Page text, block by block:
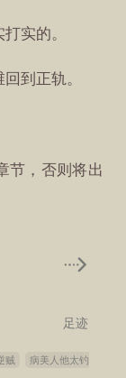
实的。
到正轨。
节，否则将出
足迹
贼 病美人他太钓